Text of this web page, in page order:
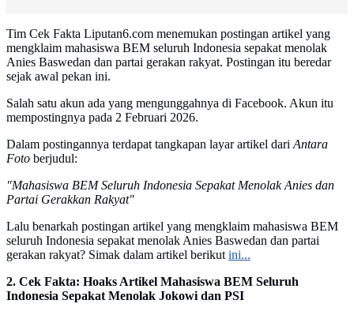
Tim Cek Fakta Liputan6.com menemukan postingan artikel yang
mengklaim mahasiswa BEM seluruh Indonesia sepakat menolak
Anies Baswedan dan partai gerakan rakyat. Postingan itu beredar
sejak awal pekan ini.
Salah satu akun ada yang mengunggahnya di Facebook. Akun itu
mempostingnya pada 2 Februari 2026.
Dalam postingannya terdapat tangkapan layar artikel dariAntara
Foto berjudul:
"Mahasiswa BEM Seluruh Indonesia Sepakat Menolak Anies dan
Partai Gerakkan Rakyat"
Lalu benarkah postingan artikel yang mengklaim mahasiswa BEM
seluruh Indonesia sepakat menolak Anies Baswedan dan partai
gerakan rakyat? Simak dalam artikel berikutini...
2. Cek Fakta: Hoaks Artikel Mahasiswa BEM Seluruh
Indonesia Sepakat Menolak Jokowi dan PSI